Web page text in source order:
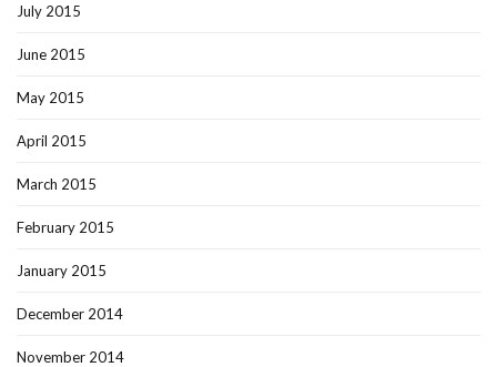
July 2015
June 2015
May 2015
April 2015
March 2015
February 2015
January 2015
December 2014
November 2014